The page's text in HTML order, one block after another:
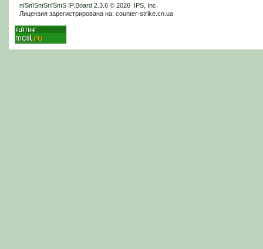
пїЅпїЅпїЅпїЅпїЅ IP.Board2.3.6 © 2026 IPS, Inc
Лицензия зарегистрирована на: counter-strike.cn.ua